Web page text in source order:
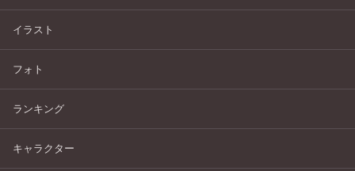
イラスト
フォト
ランキング
キャラクター